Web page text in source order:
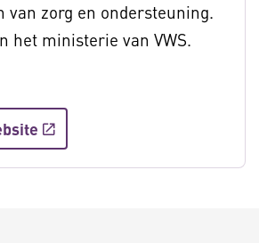
van zorg en ondersteuning.
het ministerie van VWS.